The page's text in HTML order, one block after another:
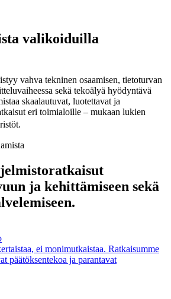
valikoiduilla
vahva tekninen osaamisen, tietoturvan
sekä tekoälyä hyödyntävä
skaalautuvat, luotettavat ja
eri toimialoille – mukaan lukien
ja kehittämiseen sekä
ei monimutkaistaa. Ratkaisumme
päätöksentekoa ja parantavat